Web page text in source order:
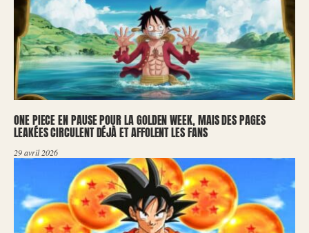
ONE PIECE EN PAUSE POUR LA GOLDEN WEEK, MAIS DES PAGES
LEAKÉES CIRCULENT DÉJÀ ET AFFOLENT LES FANS
29 avril 2026